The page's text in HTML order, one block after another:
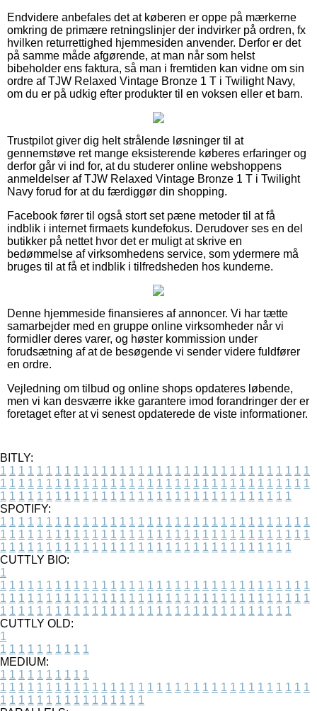
Endvidere anbefales det at køberen er oppe på mærkerne
omkring de primære retningslinjer der indvirker på ordren, fx
hvilken returrettighed hjemmesiden anvender. Derfor er det
på samme måde afgørende, at man når som helst
bibeholder ens faktura, så man i fremtiden kan vidne om sin
ordre af TJW Relaxed Vintage Bronze 1 T i Twilight Navy,
om du er på udkig efter produkter til en voksen eller et barn.
Trustpilot giver dig helt strålende løsninger til at
gennemstøve ret mange eksisterende køberes erfaringer og
derfor går vi ind for, at du studerer online webshoppens
anmeldelser af TJW Relaxed Vintage Bronze 1 T i Twilight
Navy forud for at du færdiggør din shopping.
Facebook fører til også stort set pæne metoder til at få
indblik i internet firmaets kundefokus. Derudover ses en del
butikker på nettet hvor det er muligt at skrive en
bedømmelse af virksomhedens service, som ydermere må
bruges til at få et indblik i tilfredsheden hos kunderne.
Denne hjemmeside finansieres af annoncer. Vi har tætte
samarbejder med en gruppe online virksomheder når vi
formidler deres varer, og høster kommission under
forudsætning af at de besøgende vi sender videre fuldfører
en ordre.
Vejledning om tilbud og online shops opdateres løbende,
men vi kan desværre ikke garantere imod forandringer der er
foretaget efter at vi senest opdaterede de viste informationer.
BITLY:
1 1 1 1 1 1 1 1 1 1 1 1 1 1 1 1 1 1 1 1 1 1 1 1 1 1 1 1 1 1 1 1 1 1
1 1 1 1 1 1 1 1 1 1 1 1 1 1 1 1 1 1 1 1 1 1 1 1 1 1 1 1 1 1 1 1 1 1
1 1 1 1 1 1 1 1 1 1 1 1 1 1 1 1 1 1 1 1 1 1 1 1 1 1 1 1 1 1 1 1
SPOTIFY:
1 1 1 1 1 1 1 1 1 1 1 1 1 1 1 1 1 1 1 1 1 1 1 1 1 1 1 1 1 1 1 1 1 1
1 1 1 1 1 1 1 1 1 1 1 1 1 1 1 1 1 1 1 1 1 1 1 1 1 1 1 1 1 1 1 1 1 1
1 1 1 1 1 1 1 1 1 1 1 1 1 1 1 1 1 1 1 1 1 1 1 1 1 1 1 1 1 1 1 1
CUTTLY BIO:
1
1 1 1 1 1 1 1 1 1 1 1 1 1 1 1 1 1 1 1 1 1 1 1 1 1 1 1 1 1 1 1 1 1 1
1 1 1 1 1 1 1 1 1 1 1 1 1 1 1 1 1 1 1 1 1 1 1 1 1 1 1 1 1 1 1 1 1 1
1 1 1 1 1 1 1 1 1 1 1 1 1 1 1 1 1 1 1 1 1 1 1 1 1 1 1 1 1 1 1 1
CUTTLY OLD:
1
1 1 1 1 1 1 1 1 1 1
MEDIUM:
1 1 1 1 1 1 1 1 1 1
1 1 1 1 1 1 1 1 1 1 1 1 1 1 1 1 1 1 1 1 1 1 1 1 1 1 1 1 1 1 1 1 1 1
1 1 1 1 1 1 1 1 1 1 1 1 1 1 1 1